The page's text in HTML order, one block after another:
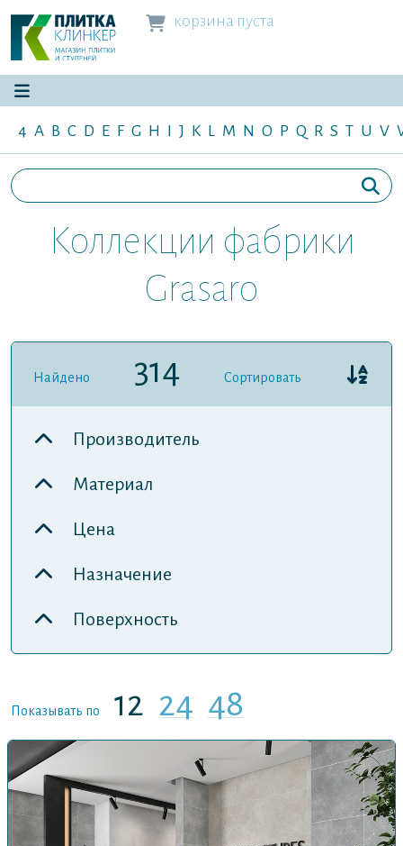
корзина пуста
4 A B C D E F G H I J K L M N O P Q R S T U V
Коллекции фабрики
Grasaro
Найдено 314 Сортировать
Производитель
Материал
Цена
Назначение
Поверхность
Показывать по 12 24 48